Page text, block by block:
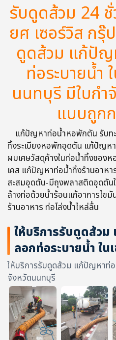
รับดูดส้วม 24
ยศ เซอร์วิส กรุ๊
ดูดส้วม แก้ปั
ท่อระบายน้ำ
นนทบุรี มีใบก
แบบถูก
แก้ปัญหาท่อน้ำหอพักตัน รับท
ทิ้งระเบียงหอพักอุดตัน แก้ปัญห
ผมเศษวัสดุค้างในท่อน้ำทิ้งของ
เคส แก้ปัญหาท่อน้ำทิ้งร้านอาห
สะสมอุดตัน-มีถุงพลาสติดอุดตัน
ล้างท่อด้วยน้ำร้อนแก้อาการไข
ร้านอาหาร ท่อโล่งน้ำไหล่ลื่น
ให้บริการรับดูดส้ว
ลอกท่อระบายน้ำ ใ
ให้บริการรับดูดส้วม แก้ปัญหาท่อ
จังหวัดนนทบุรี